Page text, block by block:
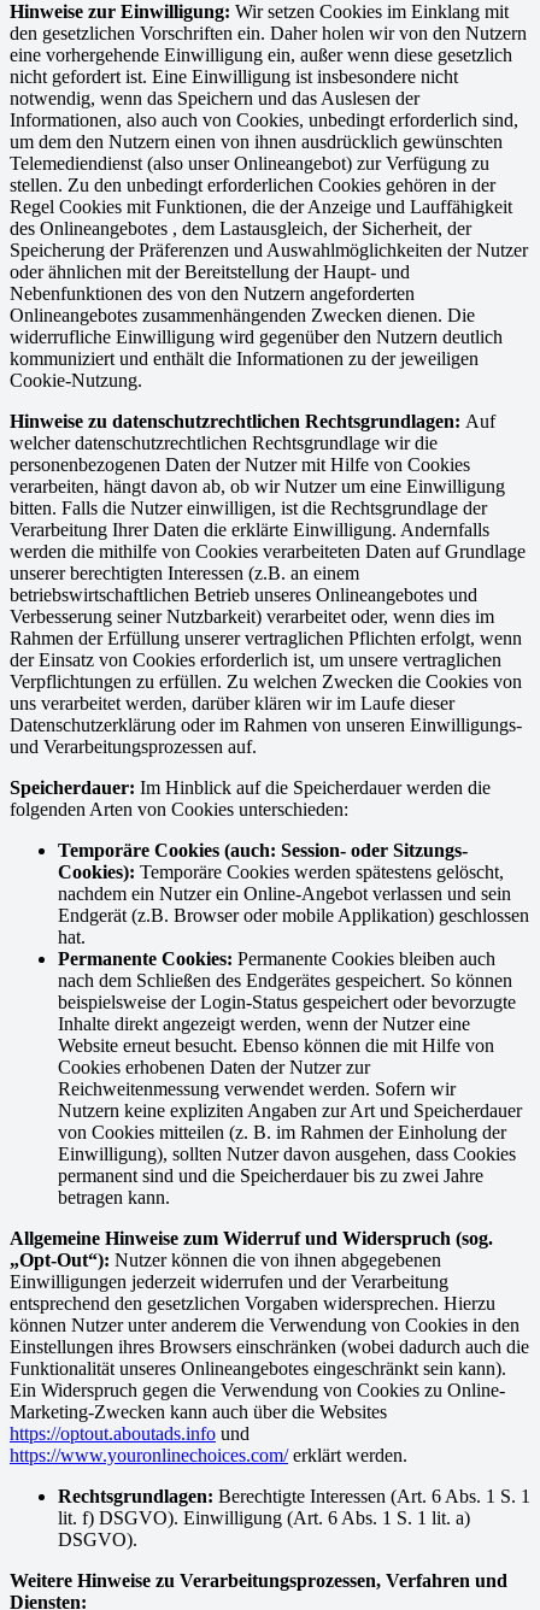
Hinweise zur Einwilligung: Wir setzen Cookies im Einklang mit
den gesetzlichen Vorschriften ein. Daher holen wir von den Nutzern
eine vorhergehende Einwilligung ein, außer wenn diese gesetzlich
nicht gefordert ist. Eine Einwilligung ist insbesondere nicht
notwendig, wenn das Speichern und das Auslesen der
Informationen, also auch von Cookies, unbedingt erforderlich sind,
um dem den Nutzern einen von ihnen ausdrücklich gewünschten
Telemediendienst (also unser Onlineangebot) zur Verfügung zu
stellen. Zu den unbedingt erforderlichen Cookies gehören in der
Regel Cookies mit Funktionen, die der Anzeige und Lauffähigkeit
des Onlineangebotes , dem Lastausgleich, der Sicherheit, der
Speicherung der Präferenzen und Auswahlmöglichkeiten der Nutzer
oder ähnlichen mit der Bereitstellung der Haupt- und
Nebenfunktionen des von den Nutzern angeforderten
Onlineangebotes zusammenhängenden Zwecken dienen. Die
widerrufliche Einwilligung wird gegenüber den Nutzern deutlich
kommuniziert und enthält die Informationen zu der jeweiligen
Cookie-Nutzung.
Hinweise zu datenschutzrechtlichen Rechtsgrundlagen: Auf
welcher datenschutzrechtlichen Rechtsgrundlage wir die
personenbezogenen Daten der Nutzer mit Hilfe von Cookies
verarbeiten, hängt davon ab, ob wir Nutzer um eine Einwilligung
bitten. Falls die Nutzer einwilligen, ist die Rechtsgrundlage der
Verarbeitung Ihrer Daten die erklärte Einwilligung. Andernfalls
werden die mithilfe von Cookies verarbeiteten Daten auf Grundlage
unserer berechtigten Interessen (z.B. an einem
betriebswirtschaftlichen Betrieb unseres Onlineangebotes und
Verbesserung seiner Nutzbarkeit) verarbeitet oder, wenn dies im
Rahmen der Erfüllung unserer vertraglichen Pflichten erfolgt, wenn
der Einsatz von Cookies erforderlich ist, um unsere vertraglichen
Verpflichtungen zu erfüllen. Zu welchen Zwecken die Cookies von
uns verarbeitet werden, darüber klären wir im Laufe dieser
Datenschutzerklärung oder im Rahmen von unseren Einwilligungs-
und Verarbeitungsprozessen auf.
Speicherdauer: Im Hinblick auf die Speicherdauer werden die
folgenden Arten von Cookies unterschieden:
Temporäre Cookies (auch: Session- oder Sitzungs-
Cookies): Temporäre Cookies werden spätestens gelöscht,
nachdem ein Nutzer ein Online-Angebot verlassen und sein
Endgerät (z.B. Browser oder mobile Applikation) geschlossen
hat.
Permanente Cookies: Permanente Cookies bleiben auch
nach dem Schließen des Endgerätes gespeichert. So können
beispielsweise der Login-Status gespeichert oder bevorzugte
Inhalte direkt angezeigt werden, wenn der Nutzer eine
Website erneut besucht. Ebenso können die mit Hilfe von
Cookies erhobenen Daten der Nutzer zur
Reichweitenmessung verwendet werden. Sofern wir
Nutzern keine expliziten Angaben zur Art und Speicherdauer
von Cookies mitteilen (z. B. im Rahmen der Einholung der
Einwilligung), sollten Nutzer davon ausgehen, dass Cookies
permanent sind und die Speicherdauer bis zu zwei Jahre
betragen kann.
Allgemeine Hinweise zum Widerruf und Widerspruch (sog.
„Opt-Out“): Nutzer können die von ihnen abgegebenen
Einwilligungen jederzeit widerrufen und der Verarbeitung
entsprechend den gesetzlichen Vorgaben widersprechen. Hierzu
können Nutzer unter anderem die Verwendung von Cookies in den
Einstellungen ihres Browsers einschränken (wobei dadurch auch die
Funktionalität unseres Onlineangebotes eingeschränkt sein kann).
Ein Widerspruch gegen die Verwendung von Cookies zu Online-
Marketing-Zwecken kann auch über die Websites
https://optout.aboutads.info und
https://www.youronlinechoices.com/erklärt werden.
Rechtsgrundlagen: Berechtigte Interessen (Art. 6 Abs. 1 S. 1
lit. f) DSGVO). Einwilligung (Art. 6 Abs. 1 S. 1 lit. a)
DSGVO).
Weitere Hinweise zu Verarbeitungsprozessen, Verfahren und
Diensten: